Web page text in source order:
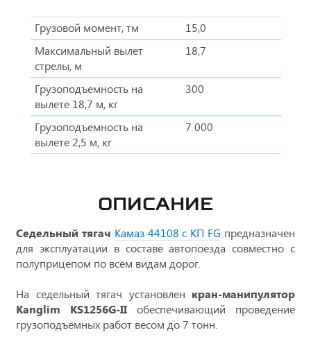
Грузовой момент, тм
15,0
Максимальный вылет
стрелы, м
18,7
Грузоподъемность на
вылете 18,7 м, кг
300
Грузоподъемность на
вылете 2,5 м, кг
7 000
ОПИСАНИЕ
Седельный тягач Камаз 44108 с КП FG предназначен
для эксплуатации в составе автопоезда совместно с
полуприцепом по всем видам дорог.
На седельный тягач установлен кран-манипулятор
Kanglim KS1256G-II обеспечивающий проведение
грузоподъемных работ весом до 7 тонн.